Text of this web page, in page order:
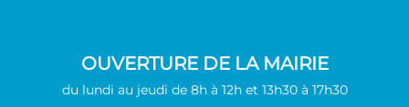
OUVERTURE DE LA MAIRIE
du lundi au jeudi de 8h à 12h et 13h30 à 17h30